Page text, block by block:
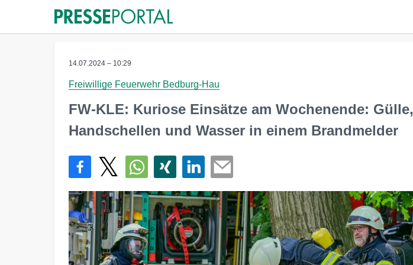
14.07.2024 – 10:29
Freiwillige Feuerwehr Bedburg-Hau
FW-KLE: Kuriose Einsätze am Wochenende: Gülle,
Handschellen und Wasser in einem Brandmelder